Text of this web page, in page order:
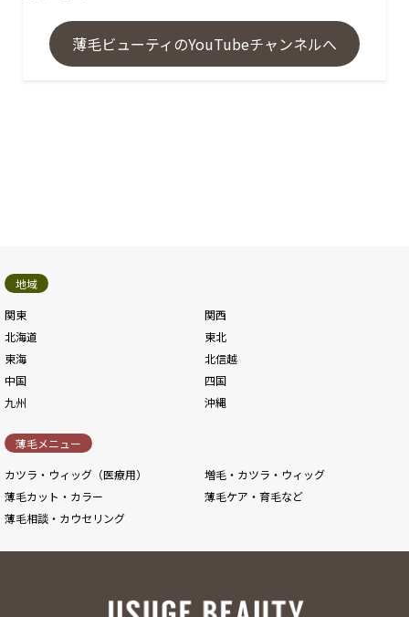
薄毛ビューティのYouTubeチャンネルへ
地域
関東
関西
北海道
東北
東海
北信越
中国
四国
九州
沖縄
薄毛メニュー
カツラ・ウィッグ（医療用）
増毛・カツラ・ウィッグ
薄毛カット・カラー
薄毛ケア・育毛など
薄毛相談・カウセリング